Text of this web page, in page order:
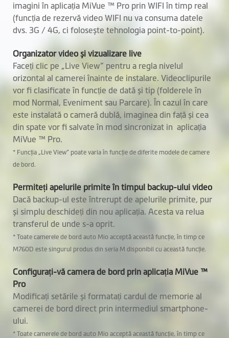
imagini în aplicația MiVue ™ Pro prin WIFI în timp real
(funcția de rezervă video WIFI nu va consuma datele
dvs. 3G / 4G, ci folosește tehnologia point-to-point).
Organizator video și vizualizare live
Faceți clic pe „Live View” pentru a regla nivelul
orizontal al camerei înainte de instalare. Videoclipurile
vor fi clasificate în funcție de dată și tip (folderele în
mod Normal, Eveniment sau Parcare). În cazul în care
este instalată o cameră dublă, imaginea din față și cea
din spate vor fi salvate în mod sincronizat in aplicația
MiVue ™ Pro.
* Funcția „Live View” poate varia în funcție de diferite modele de camere
de bord.
Permiteți apelurile primite în timpul backup-ului video
Dacă backup-ul este întrerupt de apelurile primite, pur
și simplu deschideți din nou aplicația. Acesta va relua
transferul de unde s-a oprit.
* Toate camerele de bord auto Mio acceptă această funcție, în timp ce
M760D este singurul produs din seria M disponibil cu această funcție.
Configurați-vă camera de bord prin aplicația MiVue ™
Pro
Modificați setările și formatați cardul de memorie al
camerei de bord direct prin intermediul smartphone-
ului.
* Toate camerele de bord auto Mio acceptă această funcție, în timp ce